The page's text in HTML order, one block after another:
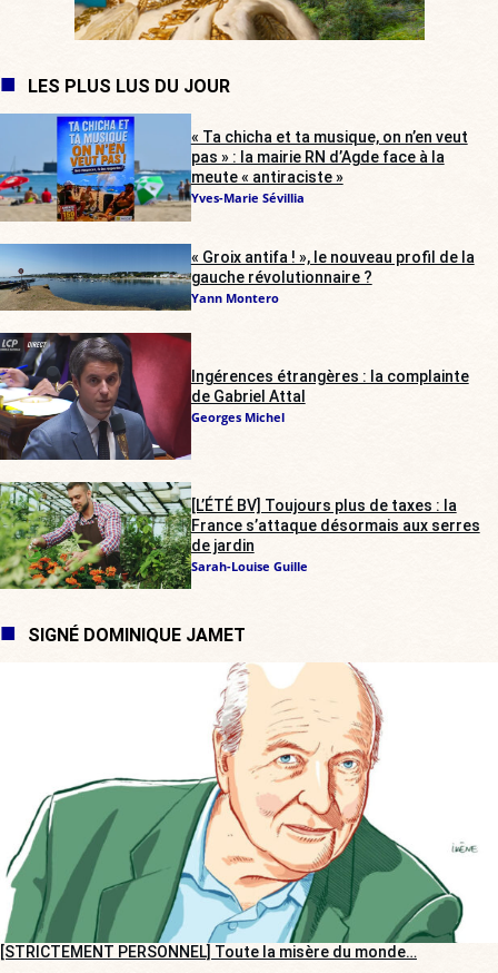
LES PLUS LUS DU JOUR
« Ta chicha et ta musique, on n’en veut
pas » : la mairie RN d’Agde face à la
meute « antiraciste »
Yves-Marie Sévillia
« Groix antifa ! », le nouveau profil de la
gauche révolutionnaire ?
Yann Montero
Ingérences étrangères : la complainte
de Gabriel Attal
Georges Michel
[L’ÉTÉ BV] Toujours plus de taxes : la
France s’attaque désormais aux serres
de jardin
Sarah-Louise Guille
SIGNÉ DOMINIQUE JAMET
[STRICTEMENT PERSONNEL] Toute la misère du monde…